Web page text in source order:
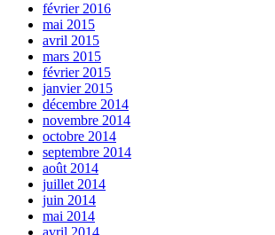
février 2016
mai 2015
avril 2015
mars 2015
février 2015
janvier 2015
décembre 2014
novembre 2014
octobre 2014
septembre 2014
août 2014
juillet 2014
juin 2014
mai 2014
avril 2014